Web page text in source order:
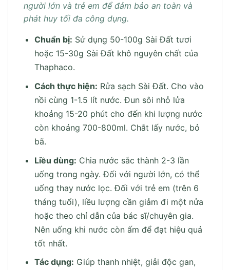
người lớn và trẻ em để đảm bảo an toàn và
phát huy tối đa công dụng.
Chuẩn bị: Sử dụng 50-100g Sài Đất tươi
hoặc 15-30g Sài Đất khô nguyên chất của
Thaphaco.
Cách thực hiện: Rửa sạch Sài Đất. Cho vào
nồi cùng 1-1.5 lít nước. Đun sôi nhỏ lửa
khoảng 15-20 phút cho đến khi lượng nước
còn khoảng 700-800ml. Chắt lấy nước, bỏ
bã.
Liều dùng: Chia nước sắc thành 2-3 lần
uống trong ngày. Đối với người lớn, có thể
uống thay nước lọc. Đối với trẻ em (trên 6
tháng tuổi), liều lượng cần giảm đi một nửa
hoặc theo chỉ dẫn của bác sĩ/chuyên gia.
Nên uống khi nước còn ấm để đạt hiệu quả
tốt nhất.
Tác dụng: Giúp thanh nhiệt, giải độc gan,